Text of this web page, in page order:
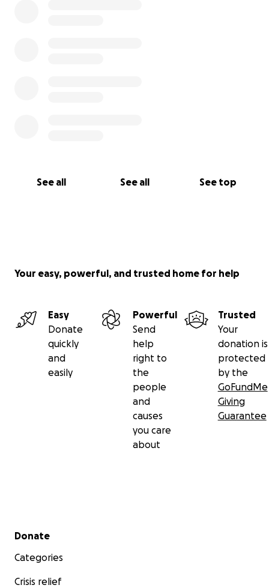
See all See all See top
Your easy, powerful, and trusted home for help
Easy
Donate
quickly
and
easily
Powerful
Send
help
right to
the
people
and
causes
you care
about
Trusted
Your
donation is
protected
by the
GoFundMe
Giving
Guarantee
Secondary menu
Donate
Categories
Crisis relief